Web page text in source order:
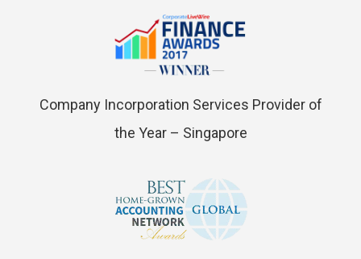
Company Incorporation Services Provider of
the Year – Singapore